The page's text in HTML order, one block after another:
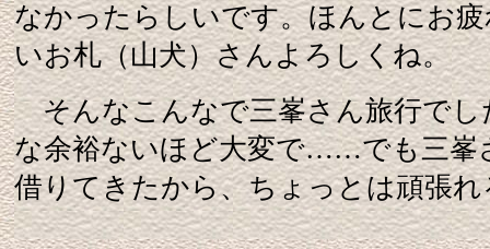
なかったらしいです。ほんとにお
いお札（山犬）さんよろしくね。
そんなこんなで三峯さん旅行でし
な余裕ないほど大変で……でも三峯
借りてきたから、ちょっとは頑張